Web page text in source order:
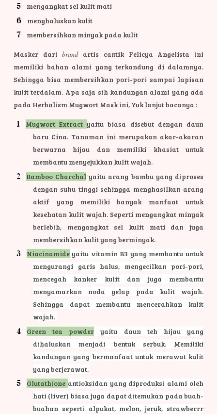
mengangkat sel kulit mati
menghaluskan kulit
membersihkan minyak pada kulit
Masker daribrandartis cantik Felicya Angelista ini
memiliki bahan alami yang terkandung di dalamnya.
Sehingga bisa membersihkan pori-pori sampai lapisan
kulit terdalam. Apa saja sih kandungan alami yang ada
pada Herbalism Mugwort Mask ini, Yuk lanjut bacanya :
Mugwort Extractyaitu biasa disebut dengan daun
baru Cina. Tanaman ini merupakan akar-akaran
berwarna hijau dan memiliki khasiat untuk
membantu menyejukkan kulit wajah.
Bamboo Charchal yaitu arang bambu yang diproses
dengan suhu tinggi sehingga menghasilkan arang
aktif yang memiliki banyak manfaat untuk
kesehatan kulit wajah. Seperti mengangkat minyak
berlebih, mengangkat sel kulit mati dan juga
membersihkan kulit yang berminyak.
Niacinamideyaitu vitamin B3 yang membantu untuk
mengurangi garis halus, mengecilkan pori-pori,
mencegah kanker kulit dan juga membantu
menyamarkan noda gelap pada kulit wajah.
Sehingga dapat membantu mencerahkan kulit
wajah.
Green tea powder yaitu daun teh hijau yang
dihaluskan menjadi bentuk serbuk. Memiliki
kandungan yang bermanfaat untuk merawat kulit
yang berjerawat.
Glutathione antioksidan yang diproduksi alami oleh
hati (liver) biasa juga dapat ditemukan pada buah-
buahan seperti alpukat, melon, jeruk, strawberrr